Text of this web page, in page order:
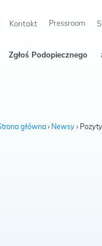
Kontakt Pressroom
Zgłoś Podopiecznego
główna› Newsy ›